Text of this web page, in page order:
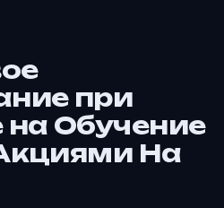
при
на Обучение
На